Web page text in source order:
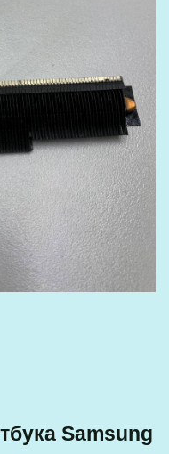
Samsung